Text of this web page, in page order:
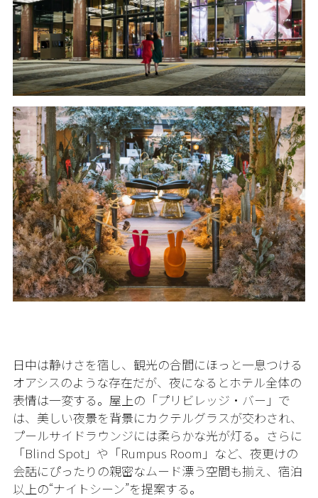
日中は静けさを宿し、観光の合間にほっと一息つける
オアシスのような存在だが、夜になるとホテル全体の
表情は一変する。屋上の「プリビレッジ・バー」で
は、美しい夜景を背景にカクテルグラスが交わされ、
プールサイドラウンジには柔らかな光が灯る。さらに
「Blind Spot」や「Rumpus Room」など、夜更けの
会話にぴったりの親密なムード漂う空間も揃え、宿泊
以上の“ナイトシーン”を提案する。